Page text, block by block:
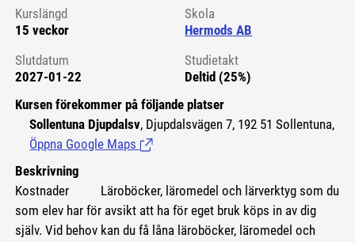
Kurslängd
15 veckor
Skola
Hermods AB
Slutdatum
2027-01-22
Studietakt
Deltid (25%)
Kursen förekommer på följande platser
Sollentuna Djupdalsv, Djupdalsvägen 7, 192 51 Sollentuna,
Öppna Google Maps (Länk till extern sida.)
Beskrivning
Kostnader Läroböcker, läromedel och lärverktyg som du
som elev har för avsikt att ha för eget bruk köps in av dig
själv. Vid behov kan du få låna läroböcker, läromedel och